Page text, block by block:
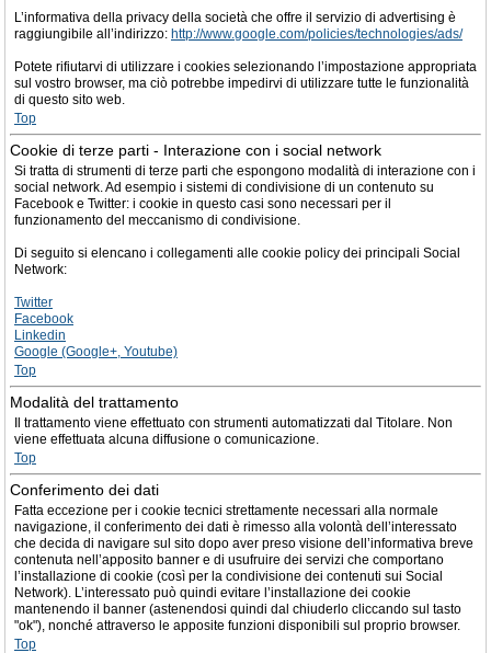
L’informativa della privacy della società che offre il servizio di advertising è
raggiungibile all’indirizzo: http://www.google.com/policies/technologies/ads/
Potete rifiutarvi di utilizzare i cookies selezionando l’impostazione appropriata
sul vostro browser, ma ciò potrebbe impedirvi di utilizzare tutte le funzionalità
di questo sito web.
Top
Cookie di terze parti - Interazione con i social network
Si tratta di strumenti di terze parti che espongono modalità di interazione con i
social network. Ad esempio i sistemi di condivisione di un contenuto su
Facebook e Twitter: i cookie in questo casi sono necessari per il
funzionamento del meccanismo di condivisione.
Di seguito si elencano i collegamenti alle cookie policy dei principali Social
Network:
Twitter
Facebook
Linkedin
Google (Google+, Youtube)
Top
Modalità del trattamento
Il trattamento viene effettuato con strumenti automatizzati dal Titolare. Non
viene effettuata alcuna diffusione o comunicazione.
Top
Conferimento dei dati
Fatta eccezione per i cookie tecnici strettamente necessari alla normale
navigazione, il conferimento dei dati è rimesso alla volontà dell’interessato
che decida di navigare sul sito dopo aver preso visione dell’informativa breve
contenuta nell’apposito banner e di usufruire dei servizi che comportano
l’installazione di cookie (così per la condivisione dei contenuti sui Social
Network). L’interessato può quindi evitare l’installazione dei cookie
mantenendo il banner (astenendosi quindi dal chiuderlo cliccando sul tasto
"ok"), nonché attraverso le apposite funzioni disponibili sul proprio browser.
Top